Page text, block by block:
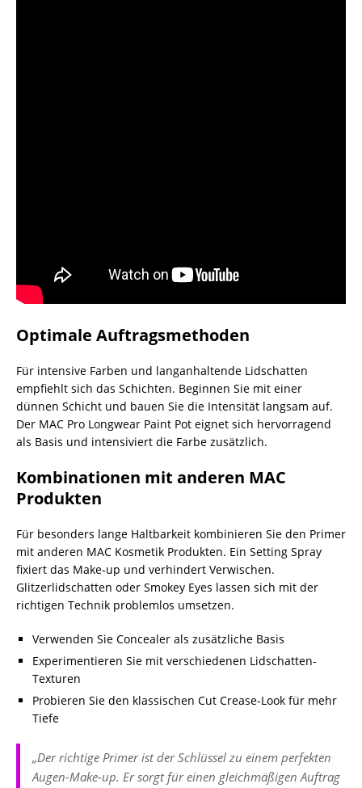
Optimale Auftragsmethoden
Für intensive Farben und langanhaltende Lidschatten
empfiehlt sich das Schichten. Beginnen Sie mit einer
dünnen Schicht und bauen Sie die Intensität langsam auf.
Der MAC Pro Longwear Paint Pot eignet sich hervorragend
als Basis und intensiviert die Farbe zusätzlich.
Kombinationen mit anderen MAC
Produkten
Für besonders lange Haltbarkeit kombinieren Sie den Primer
mit anderen MAC Kosmetik Produkten. Ein Setting Spray
fixiert das Make-up und verhindert Verwischen.
Glitzerlidschatten oder Smokey Eyes lassen sich mit der
richtigen Technik problemlos umsetzen.
Verwenden Sie Concealer als zusätzliche Basis
Experimentieren Sie mit verschiedenen Lidschatten-
Texturen
Probieren Sie den klassischen Cut Crease-Look für mehr
Tiefe
„Der richtige Primer ist der Schlüssel zu einem perfekten
Augen-Make-up. Er sorgt für einen gleichmäßigen Auftrag